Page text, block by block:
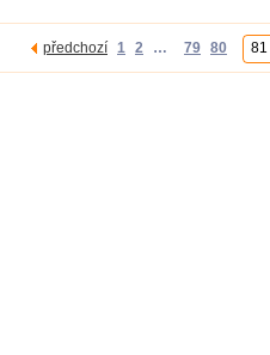
předchozí 1 2 … 79 80 81